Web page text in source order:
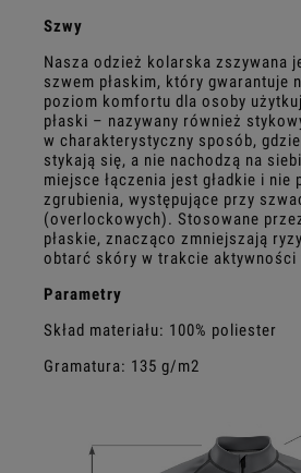
Szwy
Nasza odzież kolarska zszywana
szwem płaskim, który gwarantuje
poziom komfortu dla osoby
płaski – nazywany również
w charakterystyczny sposób,
stykają się, a nie nachodzą na
miejsce łączenia jest gładkie i nie
zgrubienia, występujące przy
(overlockowych). Stosowane
płaskie, znacząco zmniejszają
obtarć skóry w trakcie aktywności
Parametry
Skład materiału: 100% poliester
Gramatura: 135 g/m2